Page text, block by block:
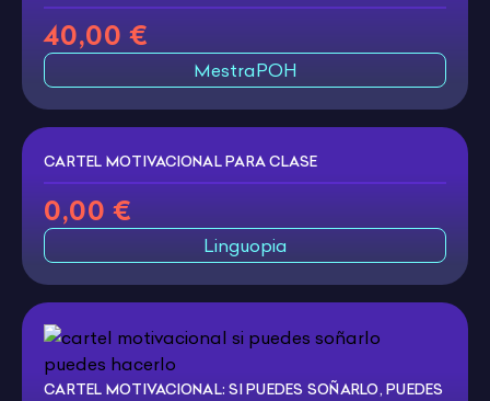
40,00 €
MestraPOH
CARTEL MOTIVACIONAL PARA CLASE
0,00 €
Linguopia
CARTEL MOTIVACIONAL: SI PUEDES SOÑARLO, PUEDES